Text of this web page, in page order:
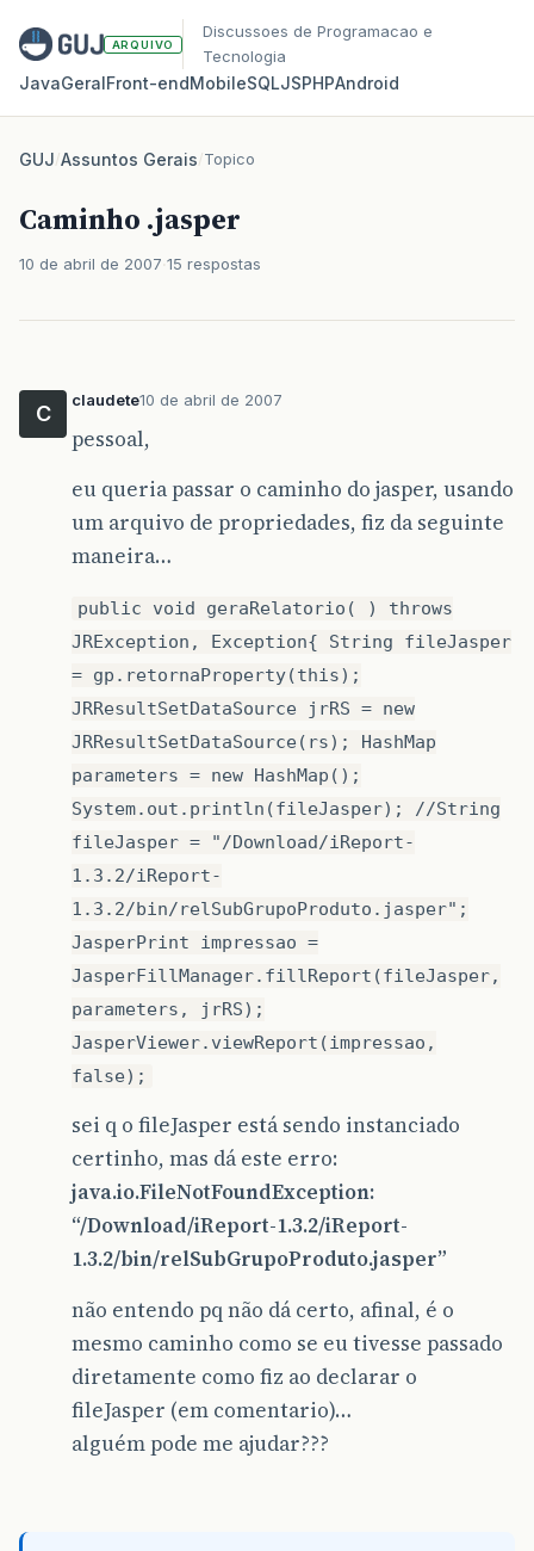
ARQUIVO
Discussoes de Programacao e
Tecnologia
JavaGeralFront‑endMobileSQLJSPHPAndroid
GUJ/Assuntos Gerais/Topico
Caminho .jasper
10 de abril de 2007 15 respostas
C
claudete10 de abril de 2007
pessoal,
eu queria passar o caminho do jasper, usando
um arquivo de propriedades, fiz da seguinte
maneira…
public void geraRelatorio( ) throws
JRException, Exception{ String fileJasper
= gp.retornaProperty(this);
JRResultSetDataSource jrRS = new
JRResultSetDataSource(rs); HashMap
parameters = new HashMap();
System.out.println(fileJasper); //String
fileJasper = "/Download/iReport-
1.3.2/iReport-
1.3.2/bin/relSubGrupoProduto.jasper";
JasperPrint impressao =
JasperFillManager.fillReport(fileJasper,
parameters, jrRS);
JasperViewer.viewReport(impressao,
false);
sei q o fileJasper está sendo instanciado
certinho, mas dá este erro:
java.io.FileNotFoundException:
“/Download/iReport-1.3.2/iReport-
1.3.2/bin/relSubGrupoProduto.jasper”
não entendo pq não dá certo, afinal, é o
mesmo caminho como se eu tivesse passado
diretamente como fiz ao declarar o
fileJasper (em comentario)…
alguém pode me ajudar???